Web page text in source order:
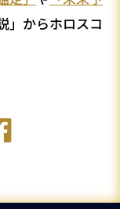
」からホロスコ